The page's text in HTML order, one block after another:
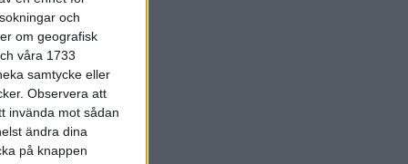
och
om geografisk
våra 1733
samtycke eller
Observera att
invända mot sådan
ändra dina
på knappen